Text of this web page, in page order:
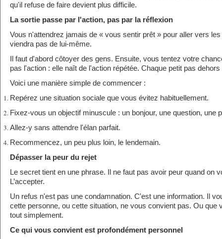
qu'il refuse de faire devient plus difficile.
La sortie passe par l'action, pas par la réflexion
Vous n'attendrez jamais de « vous sentir prêt » pour aller vers
viendra pas de lui-même.
Il faut d'abord côtoyer des gens. Ensuite, vous tentez votre
pas l'action : elle naît de l'action répétée. Chaque petit pas
Voici une manière simple de commencer :
Repérez une situation sociale que vous évitez habituellement.
Fixez-vous un objectif minuscule : un bonjour, une question, une
Allez-y sans attendre l'élan parfait.
Recommencez, un peu plus loin, le lendemain.
Dépasser la peur du rejet
Le secret tient en une phrase. Il ne faut pas avoir peur quand on
L’accepter.
Un refus n'est pas une condamnation. C'est une information. Il
cette personne, ou cette situation, ne vous convient pas. Ou que
tout simplement.
Ce qui vous convient est profondément personnel